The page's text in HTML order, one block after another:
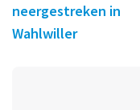
neergestreken in
Wahlwiller